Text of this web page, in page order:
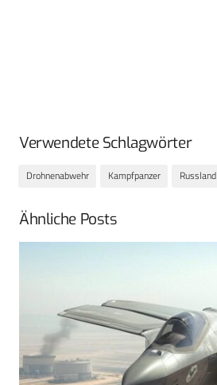
Verwendete Schlagwörter
Drohnenabwehr Kampfpanzer Russland
Ähnliche Posts